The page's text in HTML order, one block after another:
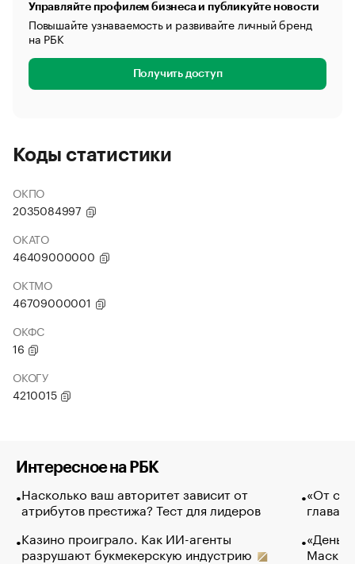
Управляйте профилем бизнеса и публикуйте новости
Повышайте узнаваемость и развивайте личный бренд
на РБК
Получить доступ
Коды статистики
ОКПО
2035084997
ОКАТО
46409000000
ОКТМО
46709000001
ОКФС
16
ОКОГУ
4210015
Интересное на РБК
Насколько ваш авторитет зависит от
атрибутов престижа? Тест для лидеров
Казино проиграло. Как ИИ-агенты
разрушают букмекерскую индустрию
«От
глава
Маск в